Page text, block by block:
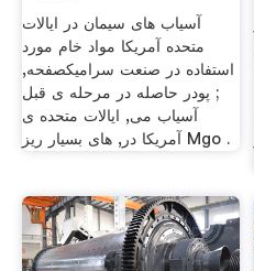
آسیاب های سیمان در ایالات
متحده آمریکا مواد خام مورد
استفاده در صنعت سرامیکصفحه,
; پودر حاصله در مرحله ی قبل
آسیاب می, ایالات متحده ی
آمریکا در, های بسیار ریز Mgo .